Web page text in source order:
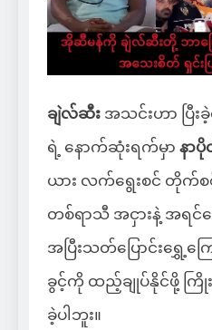
ချဲလ်ဆီး အသင်းဟာ ပြီ
ရဲ့ နောက်ဆုံးရက်မှာ နာ
ယား လက်ရွေးစင် တိုက်စ
တစ်ရာသီ အငှားနဲ့ အရင်ခ
အပြီးသတ်ပြောင်းရွှေ့က
ခွင့်ကို ထည့်ချုပ်နိုင်ဖို့ ကြိုး
ခဲ့ပါဘူး။